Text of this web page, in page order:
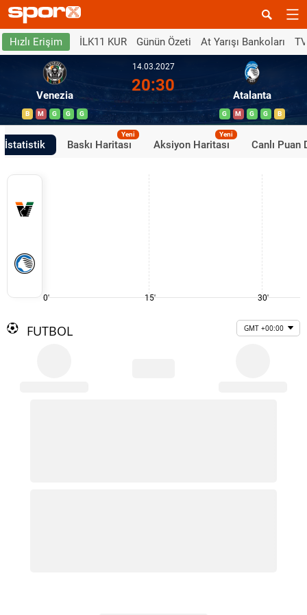
Hızlı Erişim İLK11 KUR Günün Özeti At Yarışı Bankoları
Venezia
B M G G G
14.03.2027
20:30
Atalanta
G M G G B
İstatistik Baskı Haritası
Yeni
Aksiyon Haritası
Yeni
Canlı Puan
0' 15' 30'
FUTBOL GMT +00:00